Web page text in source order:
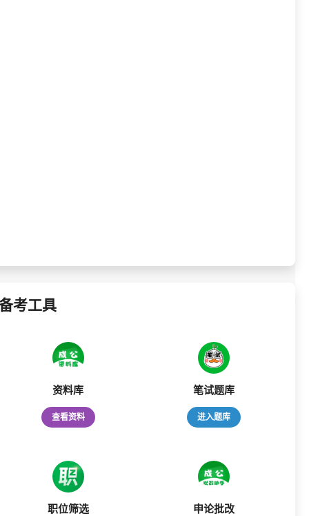
考工具
资料库
查看资料
笔试题库
进入题库
职位筛选 申论批改